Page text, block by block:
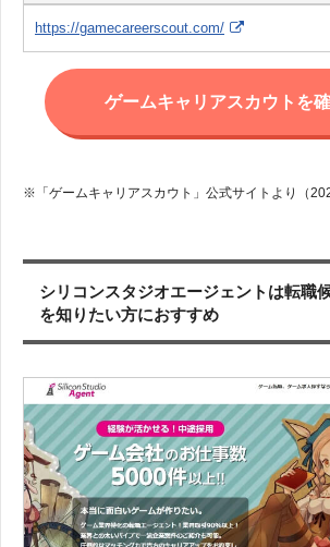
https://gamecareerscout.com/
ゲームキャリアスカウトを
※「ゲームキャリアスカウト」公式サイトより（
シリコンスタジオエージェントは転職
を知りたい方におすすめ